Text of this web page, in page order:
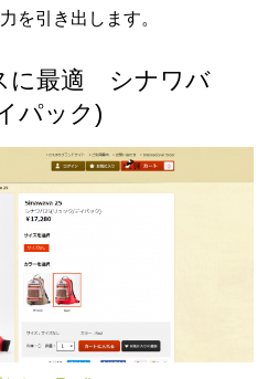
を引き出します。
に最適 シナワバ
パック)